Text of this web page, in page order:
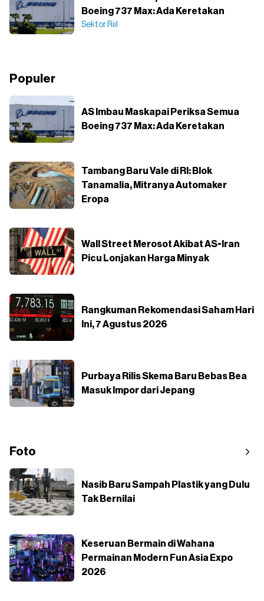
Boeing 737 Max: Ada Keretakan
Sektor Riil
Populer
AS Imbau Maskapai Periksa Semua
Boeing 737 Max: Ada Keretakan
Tambang Baru Vale di RI: Blok
Tanamalia, Mitranya Automaker
Eropa
Wall Street Merosot Akibat AS-Iran
Picu Lonjakan Harga Minyak
Rangkuman Rekomendasi Saham Hari
Ini, 7 Agustus 2026
Purbaya Rilis Skema Baru Bebas Bea
Masuk Impor dari Jepang
Foto
Nasib Baru Sampah Plastik yang Dulu
Tak Bernilai
Keseruan Bermain di Wahana
Permainan Modern Fun Asia Expo
2026